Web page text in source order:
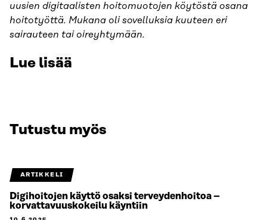
uusien digitaalisten hoitomuotojen köytöstä osana
hoitotyöttä. Mukana oli sovelluksia kuuteen eri
sairauteen tai oireyhtymään.
Lue lisää
Tutustu myös
ARTIKKELI
Digihoitojen käyttö osaksi terveydenhoitoa –
korvattavuuskokeilu käyntiin